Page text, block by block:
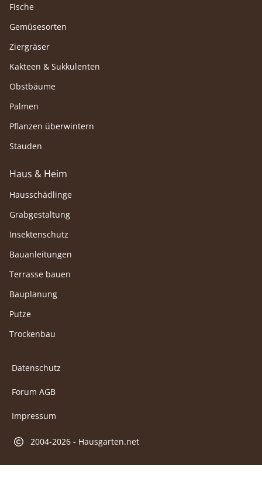
Fische
Gemüsesorten
Ziergräser
Kakteen & Sukkulenten
Obstbäume
Palmen
Pflanzen überwintern
Stauden
Haus & Heim
Hausschädlinge
Grabgestaltung
Insektenschutz
Bauanleitungen
Terrasse bauen
Bauplanung
Putze
Trockenbau
Datenschutz
Forum AGB
Impressum
2004-2026 - Hausgarten.net